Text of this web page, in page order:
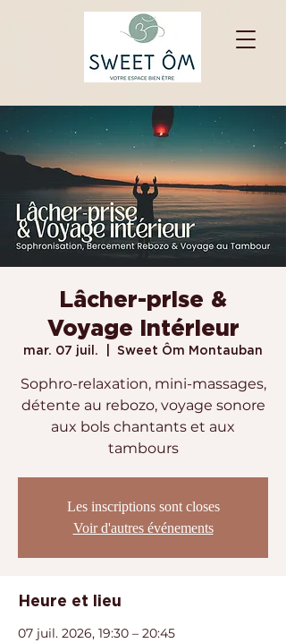
Lâcher-prise &
Voyage intérieur
mar. 07 juil. Sweet Ôm Montauban
Sophro-relaxation, mini-massages,
détente au rebozo, voyage sonore
aux bols chantants et aux
tambours
Les inscriptions sont closes
Voir d'autres événements
Heure et lieu
07 juil. 2026, 19:30 – 20:45